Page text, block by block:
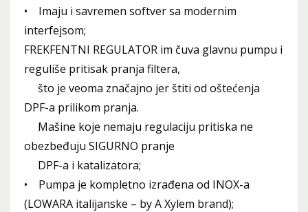
• Imaju i savremen softver sa modernim
interfejsom;
FREKFENTNI REGULATOR im čuva glavnu pumpu i
reguliše pritisak pranja filtera,
što je veoma značajno jer štiti od oštećenja
DPF-a prilikom pranja.
Mašine koje nemaju regulaciju pritiska ne
obezbeđuju SIGURNO pranje
DPF-a i katalizatora;
• Pumpa je kompletno izrađena od INOX-a
(LOWARA italijanske – by A Xylem brand);